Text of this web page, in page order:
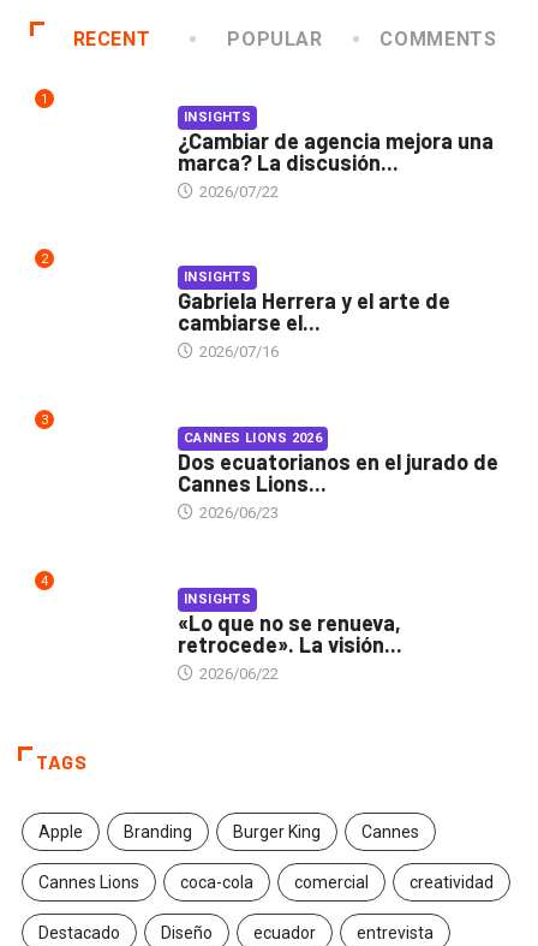
RECENT POPULAR COMMENTS
1
INSIGHTS
¿Cambiar de agencia mejora una
marca? La discusión...
2026/07/22
2
INSIGHTS
Gabriela Herrera y el arte de
cambiarse el...
2026/07/16
3
CANNES LIONS 2026
Dos ecuatorianos en el jurado de
Cannes Lions...
2026/06/23
4
INSIGHTS
«Lo que no se renueva,
retrocede». La visión...
2026/06/22
TAGS
Apple Branding Burger King Cannes
Cannes Lions coca-cola comercial creatividad
Destacado Diseño ecuador entrevista